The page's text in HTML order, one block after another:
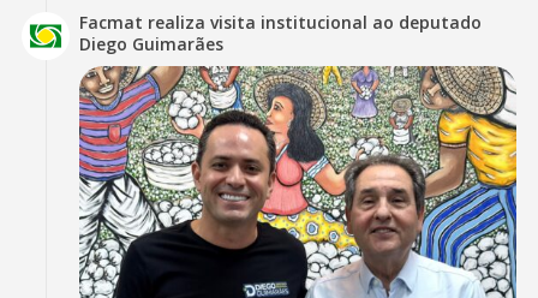
Facmat realiza visita institucional ao deputado
Diego Guimarães